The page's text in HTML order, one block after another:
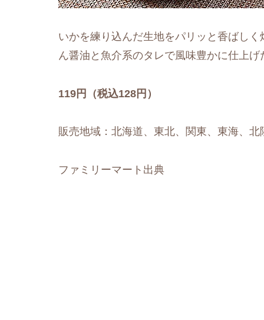
いかを練り込んだ生地をパリッと香ばし
ん醤油と魚介系のタレで風味豊かに仕上
119円（税込128円）
販売地域：北海道、東北、関東、東海、
ファミリーマート出典